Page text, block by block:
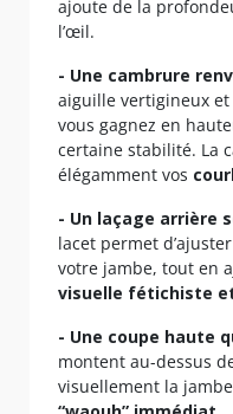
ajoute de la
l’œil.
- Une cambrure
aiguille vertigineux
vous gagnez en
certaine stabilité. La
élégamment vos
- Un laçage arrière
lacet permet
votre jambe, tout en
visuelle fétichiste
- Une coupe haute
montent au-dessus
visuellement la